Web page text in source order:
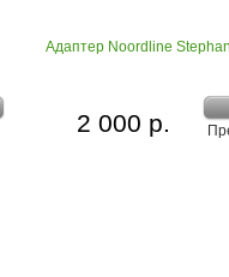
Адаптер Noordline
2 000 р.